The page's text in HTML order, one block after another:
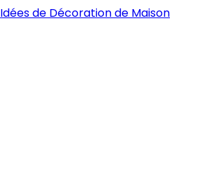
Idées de Décoration de Maison